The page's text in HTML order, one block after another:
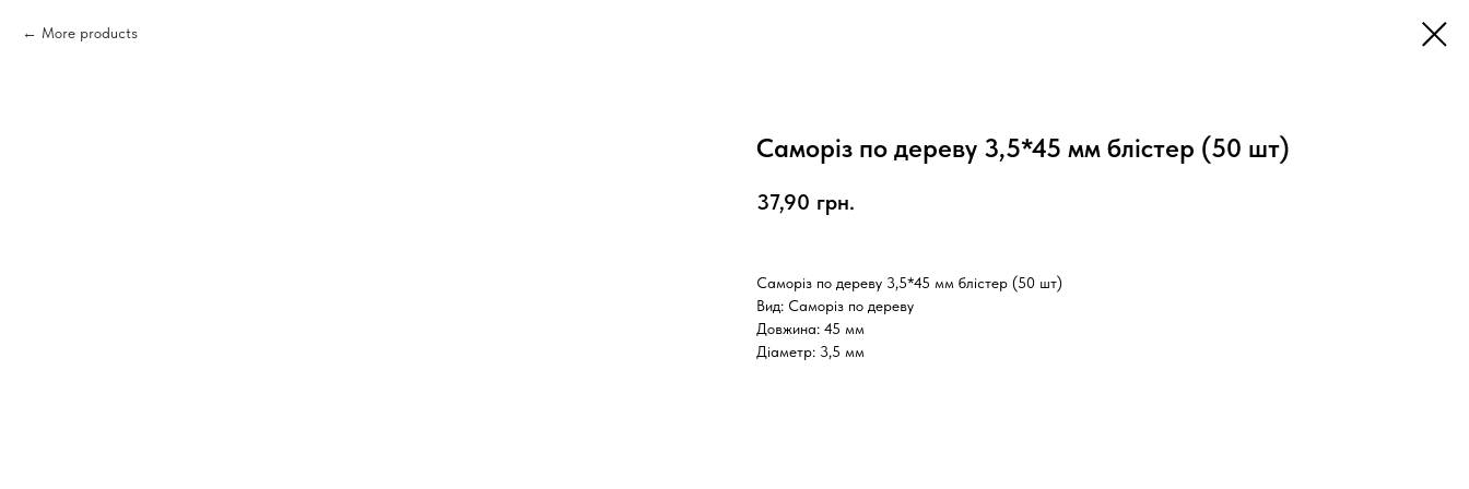
More products
Саморіз по дереву 3,5*45 мм блістер (50 шт)
37,90 грн.
Саморіз по дереву 3,5*45 мм блістер (50 шт)
Вид: Саморіз по дереву
Довжина: 45 мм
Діаметр: 3,5 мм